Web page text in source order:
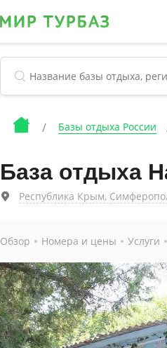
Базы отдыха России
База отдыха
Республика Крым,
Обзор Номера и цены Услуги